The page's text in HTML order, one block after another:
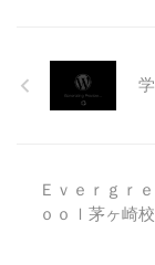
Ｅｖｅｒｇｒ
ｏｏｌ茅ヶ崎校